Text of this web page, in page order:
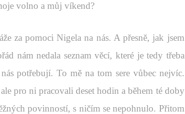
volno a můj víkend?
za pomoci Nigela na nás. A přesně, jak jsem
nám nedala seznam věcí, které je tedy třeba
potřebují. To mě na tom sere vůbec nejvíc.
pro ni pracovali deset hodin a během té doby
povinností, s ničím se nepohnulo. Přitom